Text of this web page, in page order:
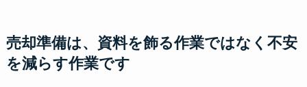
売却準備は、資料を飾る作業ではなく不安
を減らす作業です